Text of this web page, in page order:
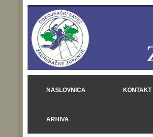
NASLOVNICA KONTAKT
ARHIVA